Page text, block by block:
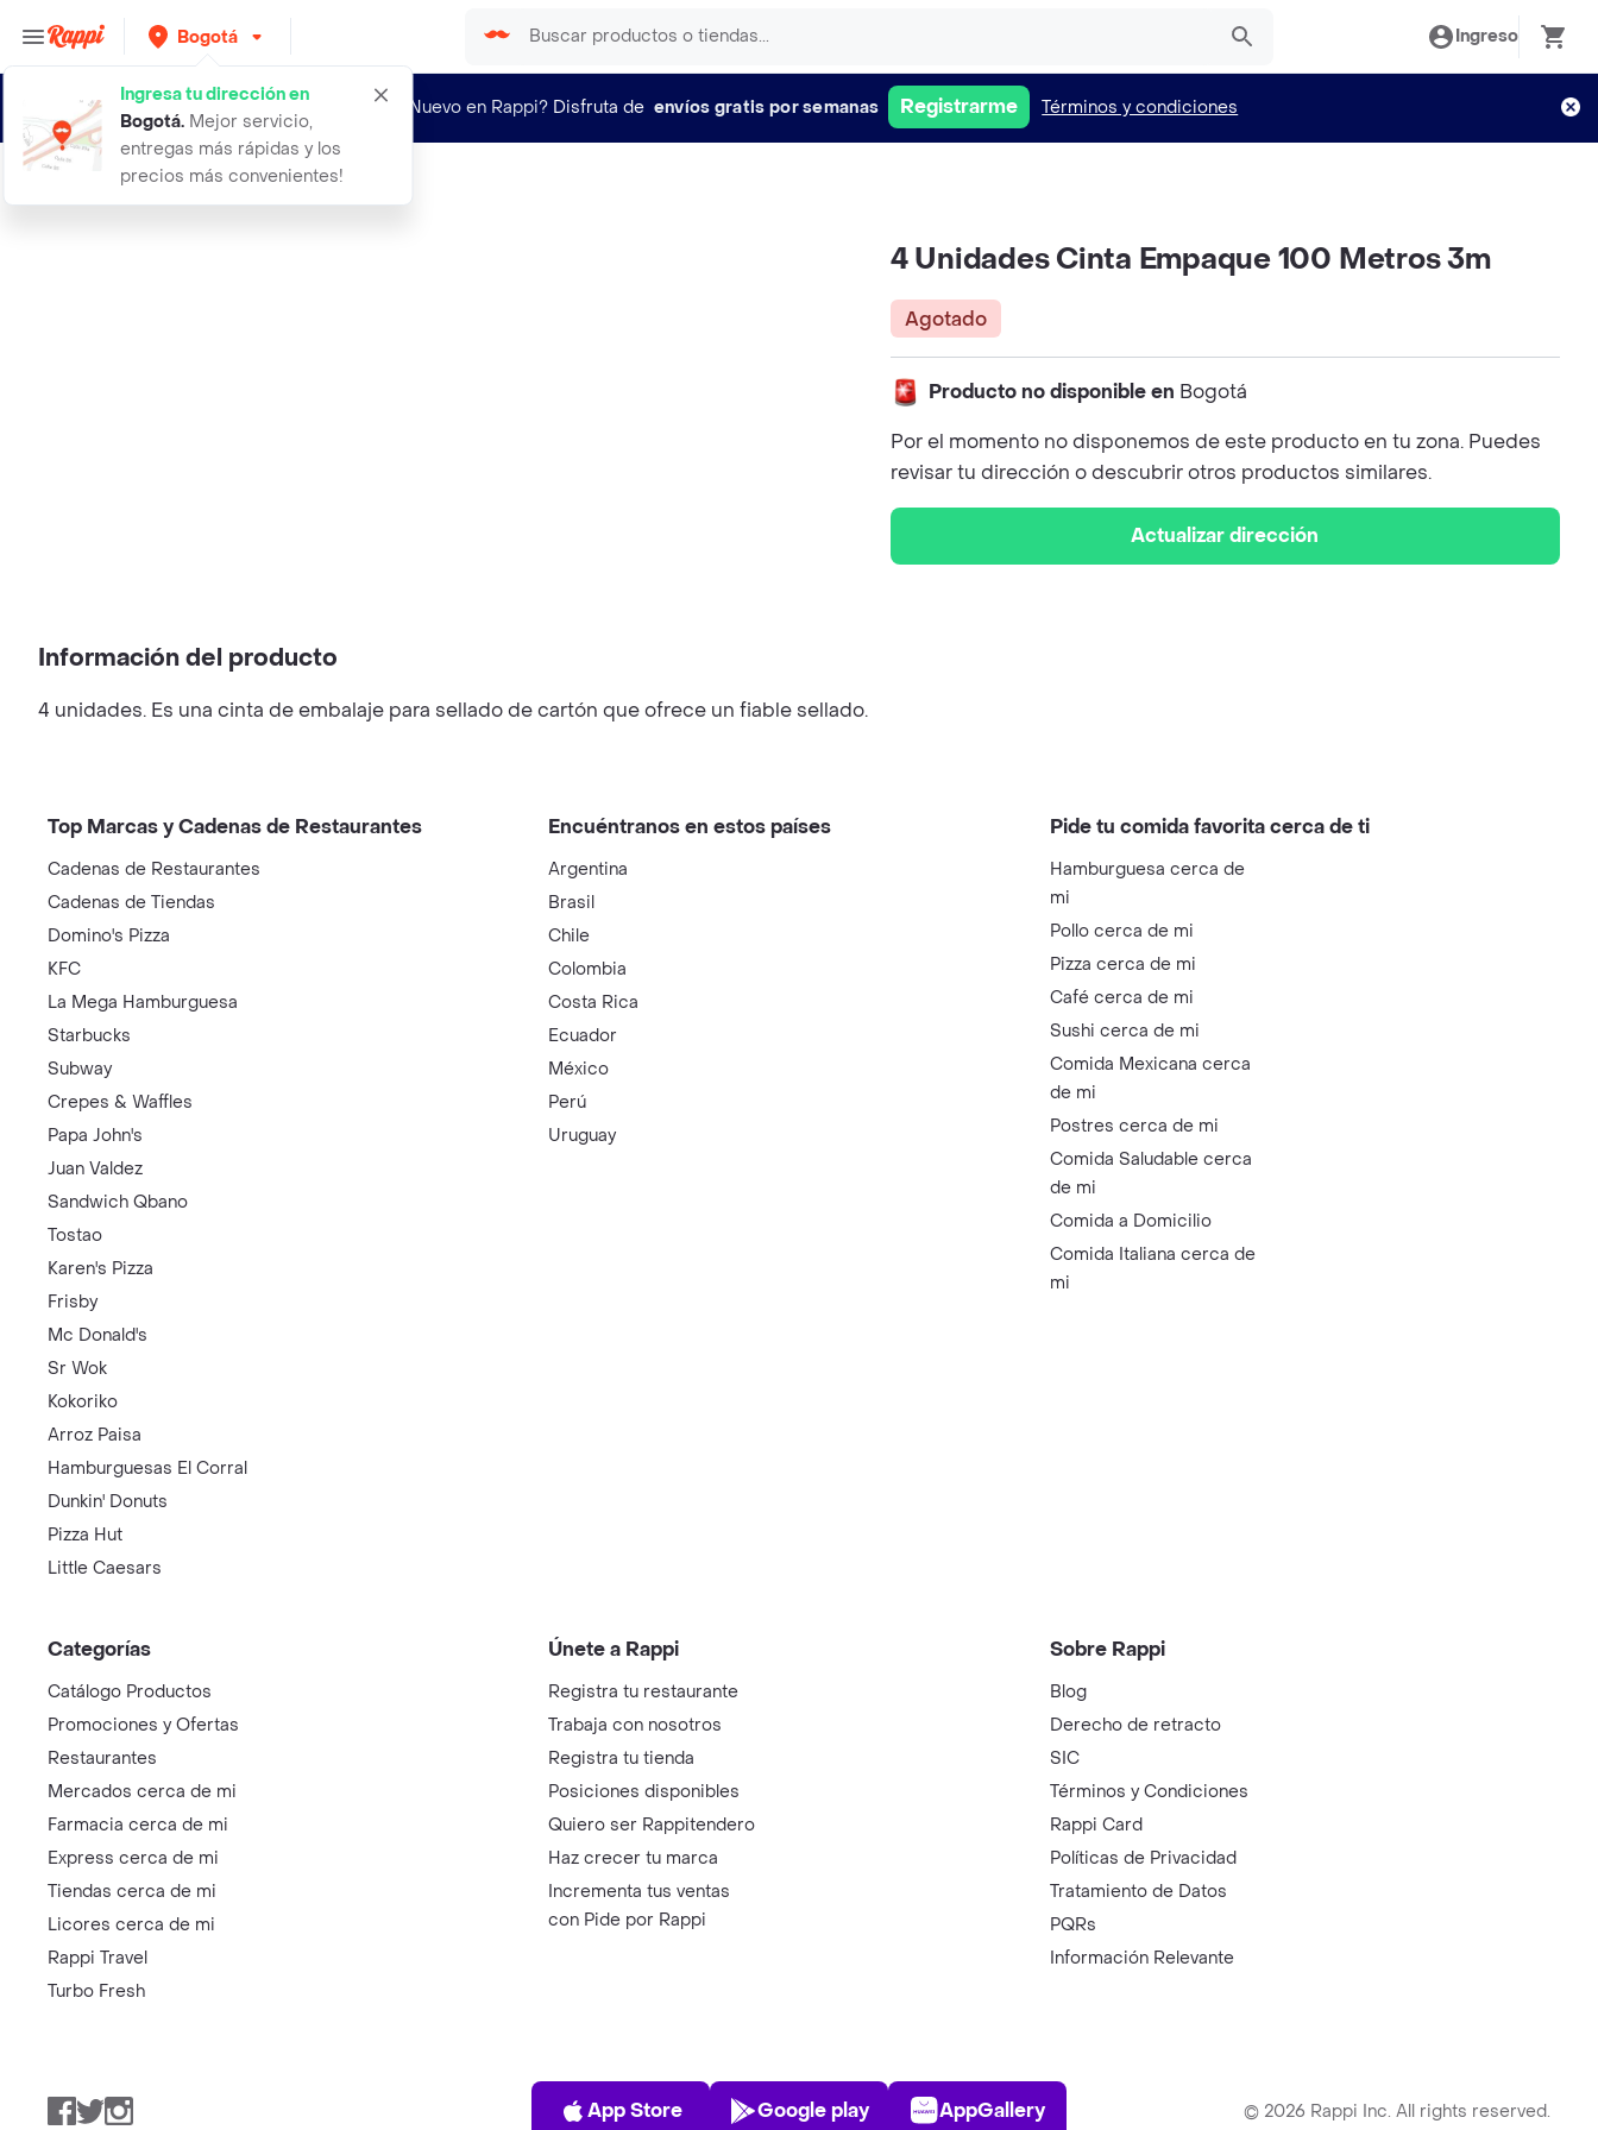
Bogotá
Ingresa tu dirección en
Bogotá. Mejor servicio,
entregas más rápidas y los
precios más convenientes!
Ingreso
¿Nuevo en Rappi? Disfruta de envíos gratis por semanas Registrarme Términos y condiciones
4 unidades cinta empaque 100 metros
4 Unidades Cinta Empaque 100 Metros 3m
Agotado
Producto no disponible en Bogotá
Por el momento no disponemos de este producto en tu zona. Puedes
revisar tu dirección o descubrir otros productos similares.
Actualizar dirección
Información del producto
4 unidades. Es una cinta de embalaje para sellado de cartón que ofrece un fiable sellado.
Top Marcas y Cadenas de Restaurantes
Cadenas de Restaurantes
Cadenas de Tiendas
Domino's Pizza
KFC
La Mega Hamburguesa
Starbucks
Subway
Crepes & Waffles
Papa John's
Juan Valdez
Sandwich Qbano
Tostao
Karen's Pizza
Frisby
Mc Donald's
Sr Wok
Kokoriko
Arroz Paisa
Hamburguesas El Corral
Dunkin' Donuts
Pizza Hut
Little Caesars
Encuéntranos en estos países
Argentina
Brasil
Chile
Colombia
Costa Rica
Ecuador
México
Perú
Uruguay
Pide tu comida favorita cerca de ti
Hamburguesa cerca de
mi
Pollo cerca de mi
Pizza cerca de mi
Café cerca de mi
Sushi cerca de mi
Comida Mexicana cerca
de mi
Postres cerca de mi
Comida Saludable cerca
de mi
Comida a Domicilio
Comida Italiana cerca de
mi
Categorías
Catálogo Productos
Promociones y Ofertas
Restaurantes
Mercados cerca de mi
Farmacia cerca de mi
Express cerca de mi
Tiendas cerca de mi
Licores cerca de mi
Rappi Travel
Turbo Fresh
Únete a Rappi
Registra tu restaurante
Trabaja con nosotros
Registra tu tienda
Posiciones disponibles
Quiero ser Rappitendero
Haz crecer tu marca
Incrementa tus ventas
con Pide por Rappi
Sobre Rappi
Blog
Derecho de retracto
SIC
Términos y Condiciones
Rappi Card
Políticas de Privacidad
Tratamiento de Datos
PQRs
Información Relevante
Facebook
TwitterInstagram
App Store
App Store
Play Store
Google play
AppGallery
AppGallery © 2026 Rappi Inc. All rights reserved.